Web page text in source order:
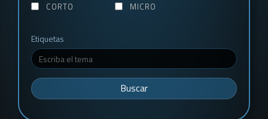
CORTO
MICRO
Etiquetas
Buscar